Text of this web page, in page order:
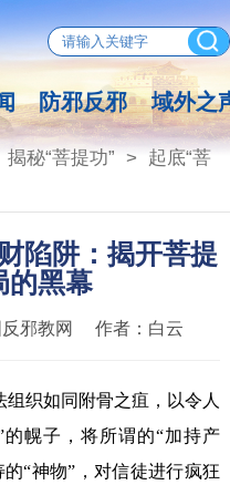
防邪反邪 域外之
揭秘“菩提功” > 起底“菩
陷阱：揭开菩提
的黑幕
邪教网 作者： 白云
织如同附骨之疽，以令人
幌子，将所谓的“加持产
“神物”，对信徒进行疯狂